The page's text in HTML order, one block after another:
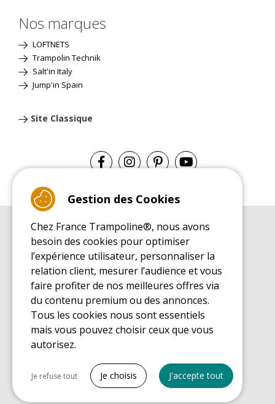
Nos marques
LOFTNETS
Trampolin Technik
Salt'in Italy
Jump'in Spain
Site Classique
Guide d'achat pour les trampolines de loisirs
GUIDE DE MONTAGE
Guide de montage pour les trampolines de loisirs
GUIDE D'ENTRETIEN
Guide d'entretien des trampolines de loisirs
GUIDE DÉCOUVERTE
Guide de découverte des trampolines de loisirs
GUIDE D'ACHAT PIÈCES DE RECHANGE
Gestion des Cookies
Chez France Trampoline®, nous avons
besoin des cookies pour optimiser
l’expérience utilisateur, personnaliser la
relation client, mesurer l’audience et vous
faire profiter de nos meilleures offres via
du contenu premium ou des annonces.
Tous les cookies nous sont essentiels
mais vous pouvez choisir ceux que vous
autorisez.
Cookies nécessaires
Je refuse tout Je choisis J'accepte tout